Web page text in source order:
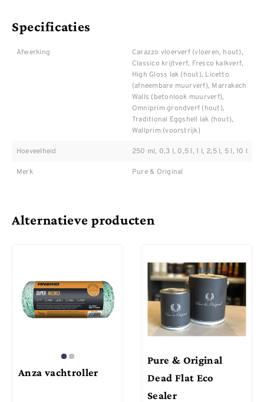
Specificaties
Afwerking
Carazzo vloerverf (vloeren, hout),
Classico krijtverf, Fresco kalkverf,
High Gloss lak (hout), Licetto
(afneembare muurverf), Marrakech
Walls (betonlook muurverf),
Omniprim grondverf (hout),
Traditional Eggshell lak (hout),
Wallprim (voorstrijk)
Hoeveelheid 250 ml, 0,3 l, 0,5 l, 1 l, 2,5 l, 5 l, 10 l
Merk Pure & Original
Alternatieve producten
Anza vachtroller
Pure & Original
Dead Flat Eco
Sealer